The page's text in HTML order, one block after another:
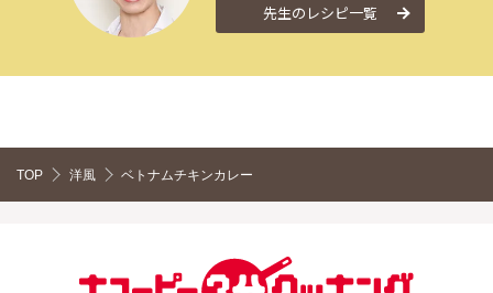
先生のレシピ一覧
TOP 洋風 ベトナムチキンカレー